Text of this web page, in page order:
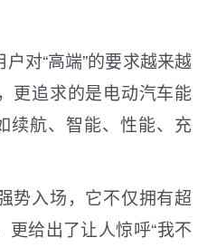
对“高端”的要求越来越
更追求的是电动汽车能
续航、智能、性能、充
势入场，它不仅拥有超
给出了让人惊呼“我不